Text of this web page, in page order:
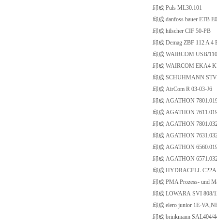
邱成 Puls ML30.101
邱成 danfoss bauer ETB
邱成 hilscher CIF 50-PB
邱成 Demag ZBF 112 A 4
邱成 WAIRCOM USB/
邱成 WAIRCOM EKA4
邱成 SCHUHMANN
邱成 AirCom R 03-03-J6
邱成 AGATHON
邱成 AGATHON
邱成 AGATHON
邱成 AGATHON
邱成 AGATHON
邱成 AGATHON
邱成 HYDRACELL
邱成 PMA Prozess- und
邱成 LOWARA SVI 808/
邱成 elero junior 1E-
邱成 brinkmann SAL404/